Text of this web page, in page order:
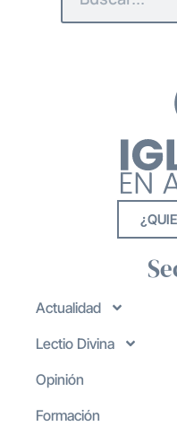
Actualidad
Lectio Divina
Opinión
Formación